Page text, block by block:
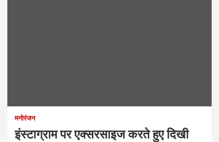
मनोरंजन
इंस्टाग्राम पर एक्सरसाइज करते हुए दिखी